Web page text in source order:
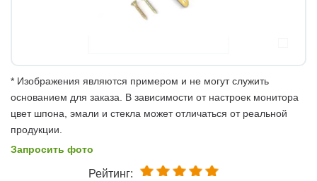
* Изображения являются примером и не могут служить
основанием для заказа. В зависимости от настроек монитора
цвет шпона, эмали и стекла может отличаться от реальной
продукции.
Запросить фото
Рейтинг: